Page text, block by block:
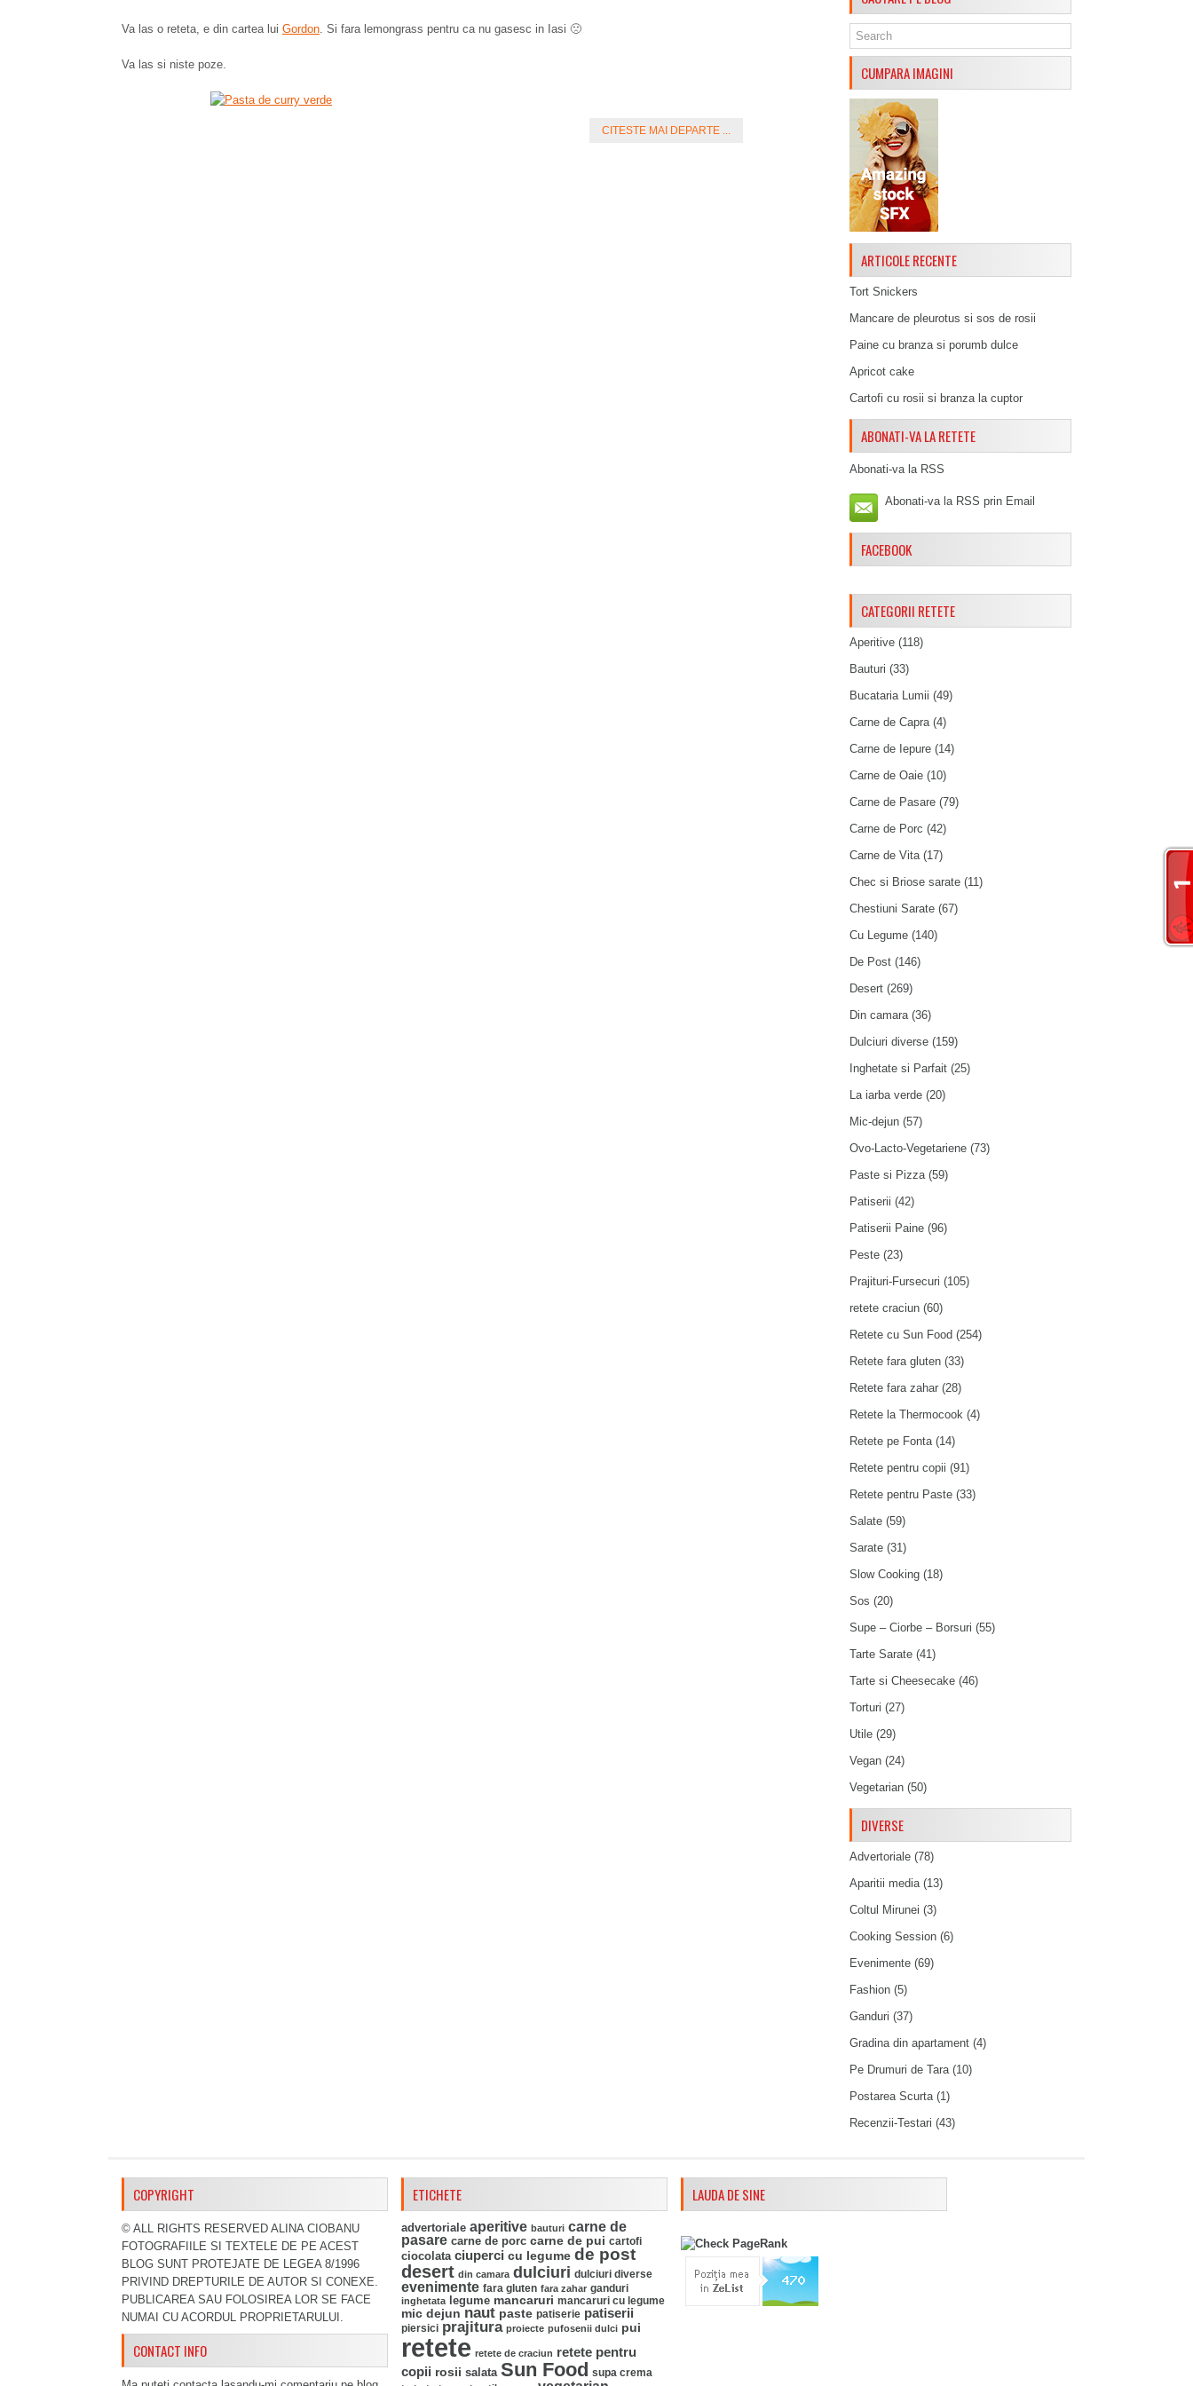
Va las o reteta, e din cartea lui Gordon. Si fara lemongrass pentru ca nu gasesc in Iasi 🙁
Va las si niste poze.
CITESTE MAI DEPARTE ...
CUMPARA IMAGINI
ARTICOLE RECENTE
Tort Snickers
Mancare de pleurotus si sos de rosii
Paine cu branza si porumb dulce
Apricot cake
Cartofi cu rosii si branza la cuptor
ABONATI-VA LA RETETE
Abonati-va la RSS
Abonati-va la RSS prin Email
FACEBOOK
CATEGORII RETETE
Aperitive (118)
Bauturi (33)
Bucataria Lumii (49)
Carne de Capra(4)
Carne de Iepure (14)
Carne de Oaie (10)
Carne de Pasare (79)
Carne de Porc (42)
Carne de Vita(17)
Chec si Briose sarate (11)
Chestiuni Sarate (67)
Cu Legume (140)
De Post (146)
Desert (269)
Din camara(36)
Dulciuri diverse (159)
Inghetate si Parfait (25)
La iarba verde (20)
Mic-dejun (57)
Ovo-Lacto-Vegetariene (73)
Paste si Pizza(59)
Patiserii (42)
Patiserii Paine (96)
Peste (23)
Prajituri-Fursecuri (105)
retete craciun (60)
Retete cu Sun Food (254)
Retete fara gluten (33)
Retete fara zahar (28)
Retete la Thermocook (4)
Retete pe Fonta(14)
Retete pentru copii (91)
Retete pentru Paste (33)
Salate (59)
Sarate (31)
Slow Cooking (18)
Sos (20)
Supe – Ciorbe – Borsuri (55)
Tarte Sarate (41)
Tarte si Cheesecake (46)
Torturi (27)
Utile (29)
Vegan (24)
Vegetarian (50)
DIVERSE
Advertoriale (78)
Aparitii media(13)
Coltul Mirunei (3)
Cooking Session (6)
Evenimente (69)
Fashion (5)
Ganduri (37)
Gradina din apartament (4)
Pe Drumuri de Tara(10)
Postarea Scurta(1)
Recenzii-Testari (43)
COPYRIGHT
© ALL RIGHTS RESERVED ALINA CIOBANU
FOTOGRAFIILE SI TEXTELE DE PE ACEST
BLOG SUNT PROTEJATE DE LEGEA 8/1996
PRIVIND DREPTURILE DE AUTOR SI CONEXE.
PUBLICAREA SAU FOLOSIREA LOR SE FACE
NUMAI CU ACORDUL PROPRIETARULUI.
CONTACT INFO
ETICHETE
advertoriale aperitive bauturi carne de
pasare carne de porc carne de pui cartofi
ciocolata ciuperci cu legume de post
desert din camara dulciuri dulciuri diverse
evenimente fara gluten fara zahar ganduri
inghetata legume mancaruri mancaruri cu legume
mic dejun naut paste patiserie patiserii
piersici prajitura proiecte pufosenii dulci pui
retete retete de craciun retete pentru
copii rosii salata Sun Food supa crema
LAUDA DE SINE